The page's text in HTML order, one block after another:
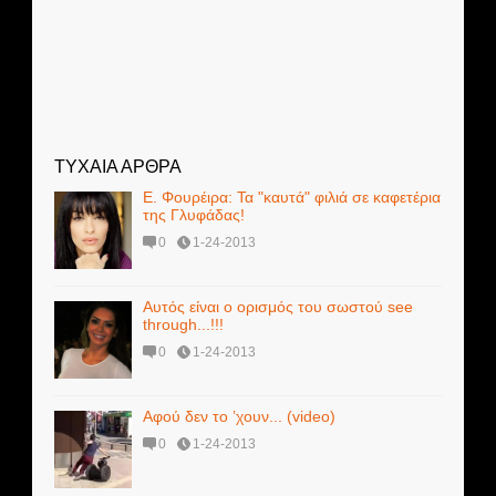
ΤΥΧΑΙΑ ΑΡΘΡΑ
Ε. Φουρέιρα: Τα "καυτά" φιλιά σε καφετέρια
της Γλυφάδας!
0 1-24-2013
Αυτός είναι ο ορισμός του σωστού see
through...!!!
0 1-24-2013
Αφού δεν το ’χουν... (video)
0 1-24-2013